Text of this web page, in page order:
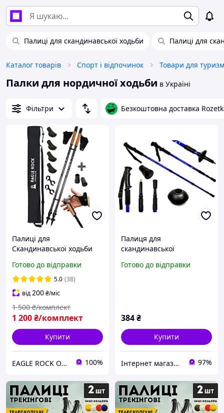
Палиці для скандинавської ходьби Палиці для
Каталог товарів Спорт і відпочинок Товари для
Палки для нордичної ходьби в Україні
Фільтри Безкоштовна доставка
Палиці для
Скандинавської ходьби
ходьби EagleRock (колір
чорний) скандинавські
палиці
Готово до відправки
5.0 (38)
від200₴/міс
1 200₴/комплект
1 500 ₴/комплект
Купити
EAGLE ROCK Офіційний магазин бренду 100%
Палиця для
скандинавської
EasyFit Energia EF-3924-BL
Готово до відправки
384₴
Купити
Інтернет магазин Sport-Kvartal.com.ua № 1 по спортивним товарам. 97%